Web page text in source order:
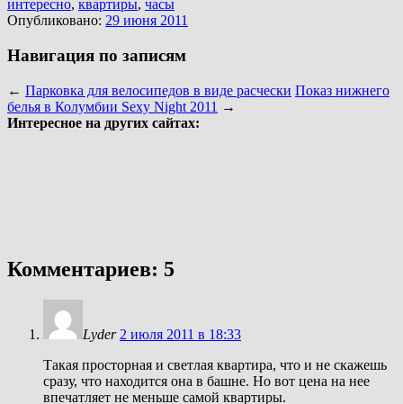
интересно, квартиры, часы
Опубликовано: 29 июня 2011
Навигация по записям
← Парковка для велосипедов в виде расчески Показ нижнего
белья в Колумбии Sexy Night 2011 →
Интересное на других сайтах:
Комментариев: 5
Lyder 2 июля 2011 в 18:33
Такая просторная и светлая квартира, что и не скажешь
сразу, что находится она в башне. Но вот цена на нее
впечатляет не меньше самой квартиры.